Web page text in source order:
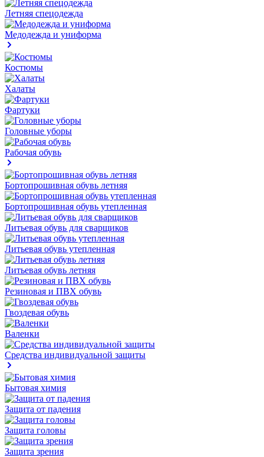
Летняя спецодежда
Медодежда и униформа
Костюмы
Халаты
Фартуки
Головные уборы
Рабочая обувь
Бортопрошивная обувь летняя
Бортопрошивная обувь утепленная
Литьевая обувь для сварщиков
Литьевая обувь утепленная
Литьевая обувь летняя
Резиновая и ПВХ обувь
Гвоздевая обувь
Валенки
Средства индивидуальной защиты
Бытовая химия
Защита от падения
Защита головы
Защита зрения